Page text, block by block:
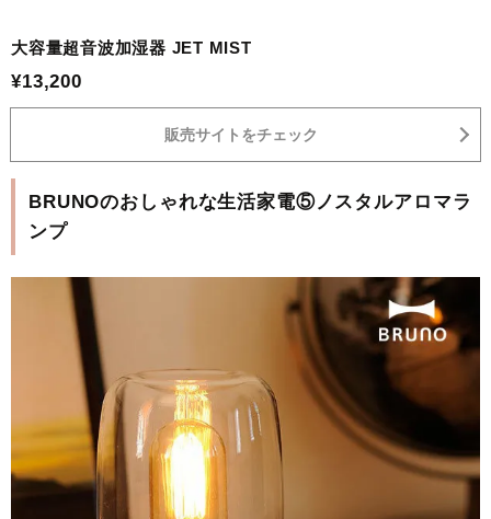
大容量超音波加湿器 JET MIST
¥13,200
販売サイトをチェック
BRUNOのおしゃれな生活家電⑤ノスタルアロマラ
ンプ